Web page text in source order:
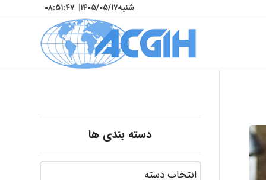
شنبه۱۴۰۵/۰۵/۱۷| ۰۸:۵۱:۴۹
دسته بندی ها